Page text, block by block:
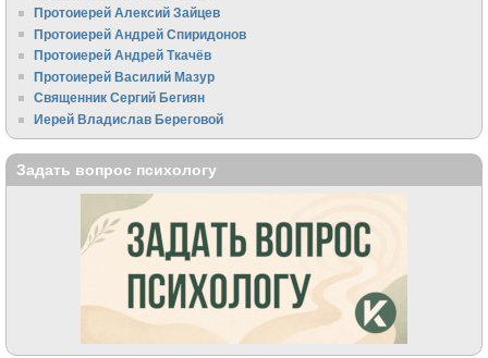
Протоиерей Алексий Зайцев
Протоиерей Андрей Спиридонов
Протоиерей Андрей Ткачёв
Протоиерей Василий Мазур
Священник Сергий Бегиян
Иерей Владислав Береговой
Задать вопрос психологу